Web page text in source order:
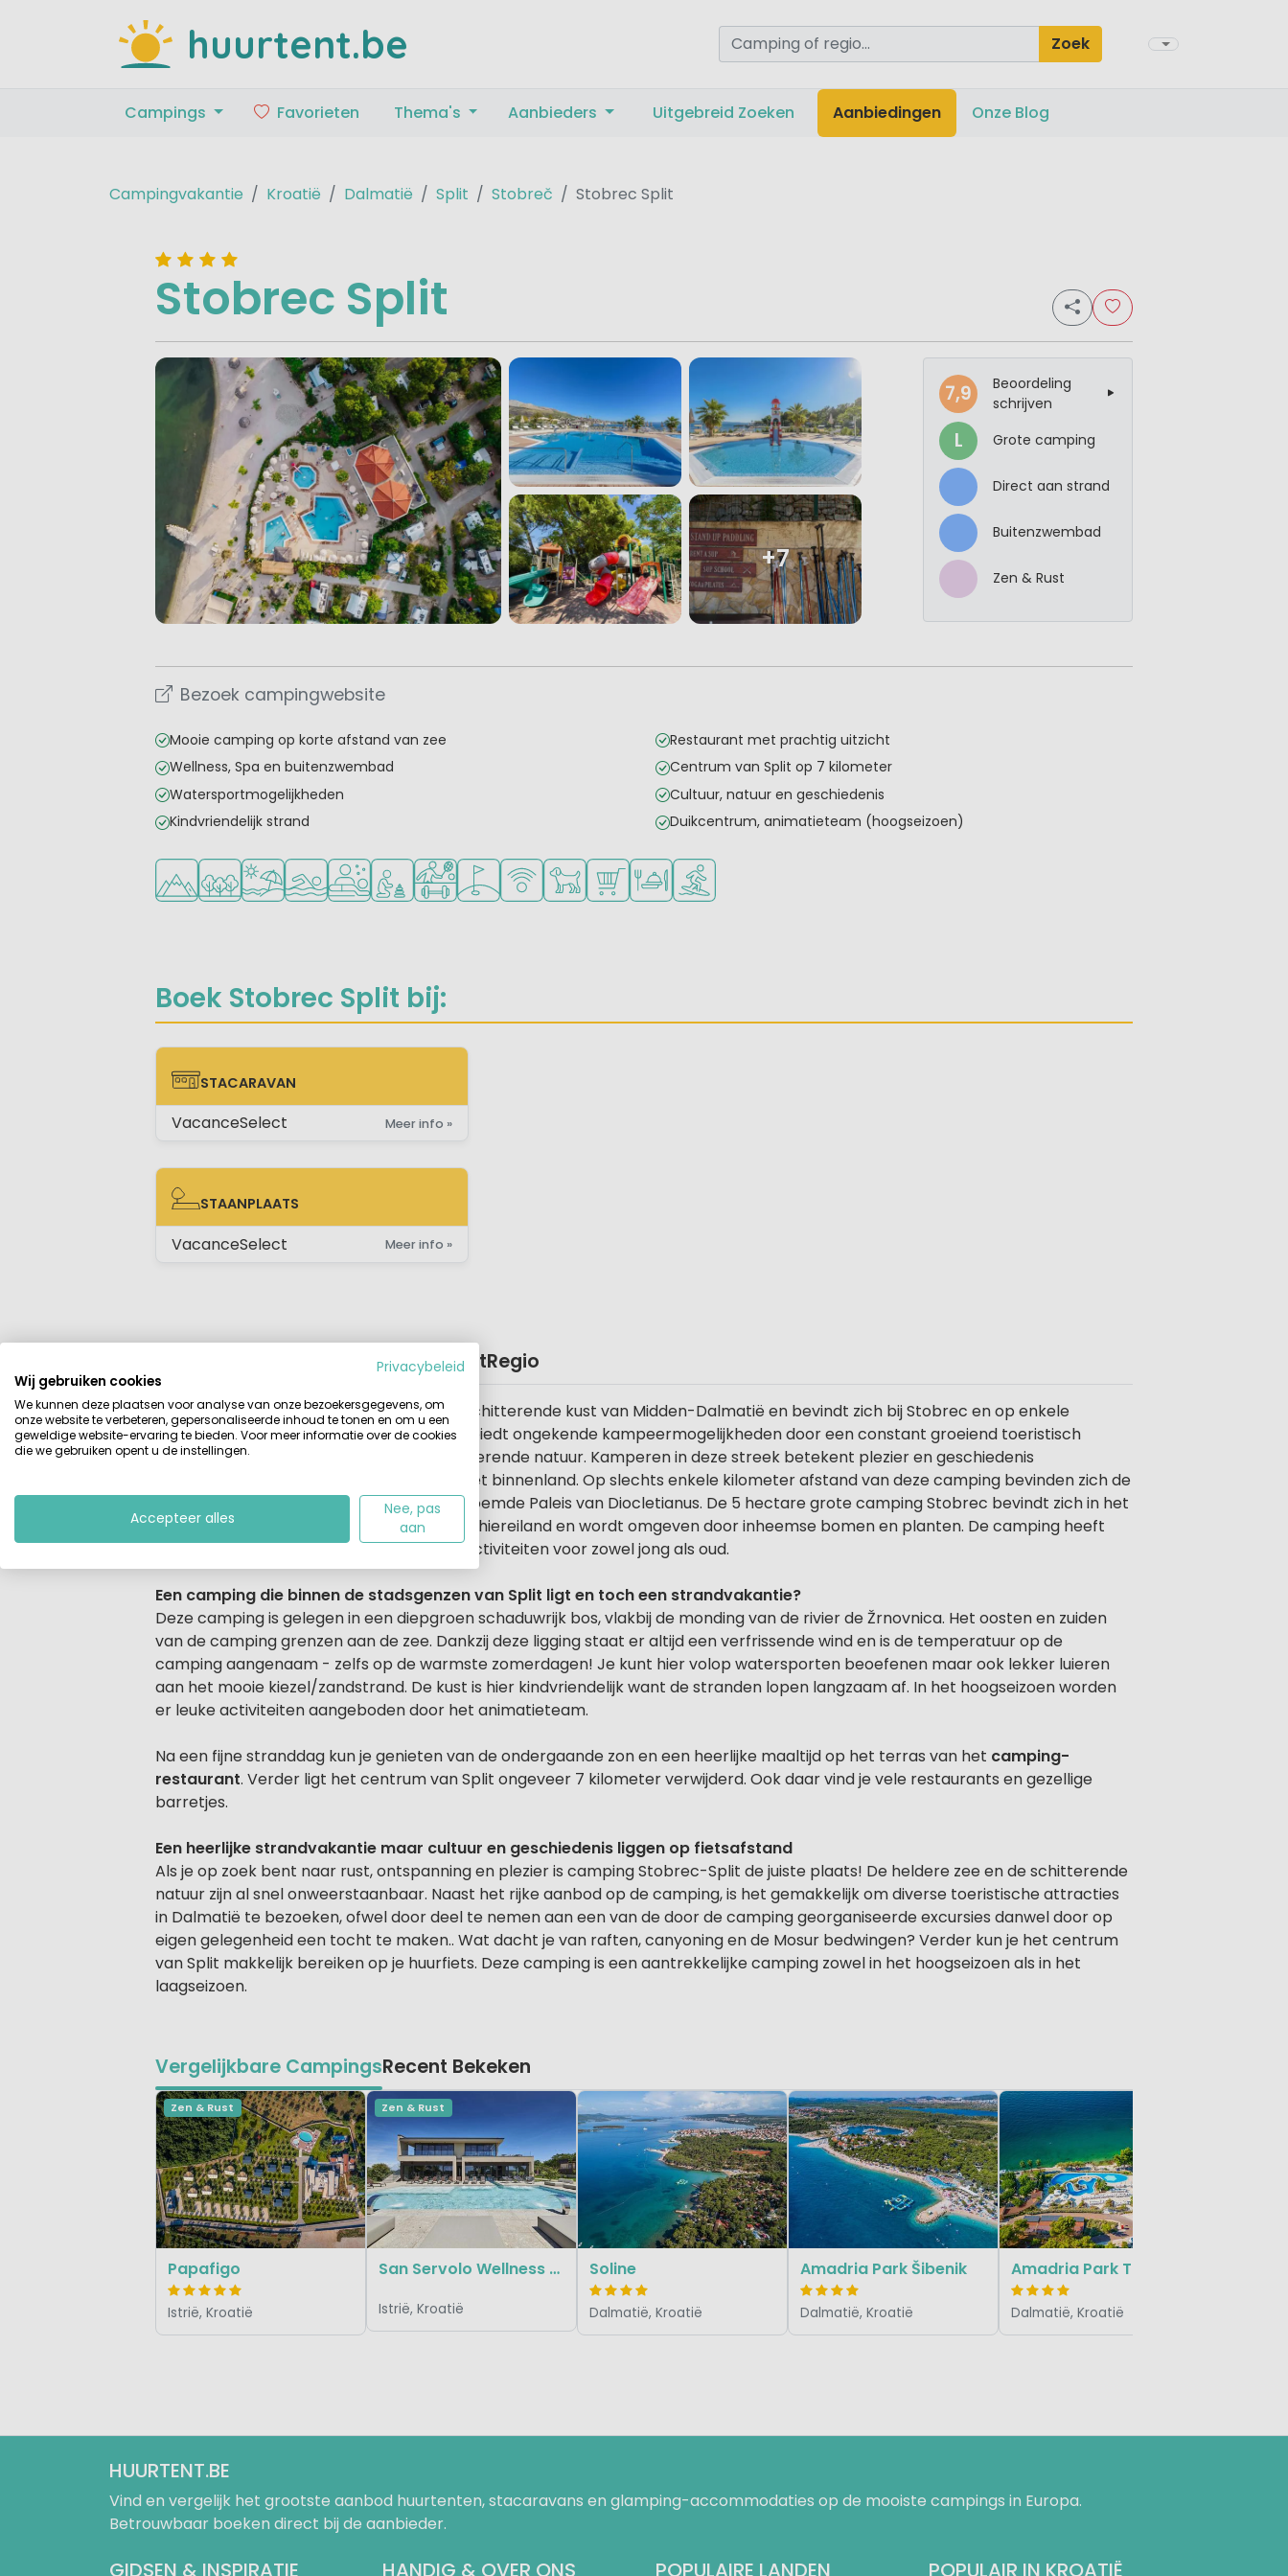
huurtent.be Zoek
Campings Favorieten Thema's Aanbieders Uitgebreid Zoeken Aanbiedingen Onze Blog
Campingvakantie Kroatië Dalmatië Split Stobreč Stobrec Split
Stobrec Split
+7
7,9
Beoordeling
schrijven
L Grote camping
Direct aan strand
Buitenzwembad
Zen & Rust
Bezoek campingwebsite
Mooie camping op korte afstand van zee
Wellness, Spa en buitenzwembad
Watersportmogelijkheden
Kindvriendelijk strand
Restaurant met prachtig uitzicht
Centrum van Split op 7 kilometer
Cultuur, natuur en geschiedenis
Duikcentrum, animatieteam (hoogseizoen)
Ligt in de heuvels/bergen
Ligt in een bosrijke omgeving
Ligt bij strand en zee
Openlucht zwembad
Wellnessfaciliteiten
Aanbevolen voor jonge kinderen
Veel mogelijkheden om te sporten
Golfbaan in de buurt
WiFi beschikbaar
Huisdieren toegestaan
Campingwinkel/Supermarkt
Restaurant of pizzeria
Watersportfaciliteiten
Boek Stobrec Split bij:
STACARAVAN
STACARAVAN
VacanceSelect Meer info »
STAANPLAATS
STAANPLAATS
VacanceSelect Meer info »
PlattegrondVideoKaartRegio
Beschrijving
Viersterren camping Stobrec ligt aan de schitterende kust van Midden-Dalmatië en bevindt zich bij Stobrec en op enkele
kilometers ten oosten van Split. Dalmatië biedt ongekende kampeermogelijkheden door een constant groeiend toeristisch
aanbod, een aangenaam klimaat en schitterende natuur. Kamperen in deze streek betekent plezier en geschiedenis
combineren, of het nu aan de zee is of in het binnenland. Op slechts enkele kilometer afstand van deze camping bevinden zich de
opgravingen van Salona en vind je het beroemde Paleis van Diocletianus. De 5 hectare grote camping Stobrec bevindt zich in het
hart van het prachtige Dalmatië op een schiereiland en wordt omgeven door inheemse bomen en planten. De camping heeft
goede faciliteiten en organiseert diverse activiteiten voor zowel jong als oud.
Een camping die binnen de stadsgenzen van Split ligt en toch een strandvakantie?
Deze camping is gelegen in een diepgroen schaduwrijk bos, vlakbij de monding van de rivier de Žrnovnica. Het oosten en zuiden
van de camping grenzen aan de zee. Dankzij deze ligging staat er altijd een verfrissende wind en is de temperatuur op de
camping aangenaam - zelfs op de warmste zomerdagen! Je kunt hier volop watersporten beoefenen maar ook lekker luieren
aan het mooie kiezel/zandstrand. De kust is hier kindvriendelijk want de stranden lopen langzaam af. In het hoogseizoen worden
er leuke activiteiten aangeboden door het animatieteam.
Na een fijne stranddag kun je genieten van de ondergaande zon en een heerlijke maaltijd op het terras van het camping-
restaurant. Verder ligt het centrum van Split ongeveer 7 kilometer verwijderd. Ook daar vind je vele restaurants en gezellige
barretjes.
Een heerlijke strandvakantie maar cultuur en geschiedenis liggen op fietsafstand
Als je op zoek bent naar rust, ontspanning en plezier is camping Stobrec-Split de juiste plaats! De heldere zee en de schitterende
natuur zijn al snel onweerstaanbaar. Naast het rijke aanbod op de camping, is het gemakkelijk om diverse toeristische attracties
in Dalmatië te bezoeken, ofwel door deel te nemen aan een van de door de camping georganiseerde excursies danwel door op
eigen gelegenheid een tocht te maken.. Wat dacht je van raften, canyoning en de Mosur bedwingen? Verder kun je het centrum
van Split makkelijk bereiken op je huurfiets. Deze camping is een aantrekkelijke camping zowel in het hoogseizoen als in het
laagseizoen.
Vergelijkbare CampingsRecent Bekeken
Zen & Rust
Papafigo
Istrië, Kroatië
Zen & Rust
San Servolo Wellness camping & Resort
Istrië, Kroatië
Soline
Dalmatië, Kroatië
Amadria Park Šibenik
Dalmatië, Kroatië
Amadria Park Trogir
Dalmatië, Kroatië
HUURTENT.BE
Vind en vergelijk het grootste aanbod huurtenten, stacaravans en glamping-accommodaties op de mooiste campings in Europa.
Betrouwbaar boeken direct bij de aanbieder.
GIDSEN & INSPIRATIE HANDIG & OVER ONS POPULAIRE LANDEN POPULAIR IN KROATIË
Privacybeleid
Wij gebruiken cookies
We kunnen deze plaatsen voor analyse van onze bezoekersgegevens, om
onze website te verbeteren, gepersonaliseerde inhoud te tonen en om u een
geweldige website-ervaring te bieden. Voor meer informatie over de cookies
die we gebruiken opent u de instellingen.
Accepteer alles
Nee, pas
aan